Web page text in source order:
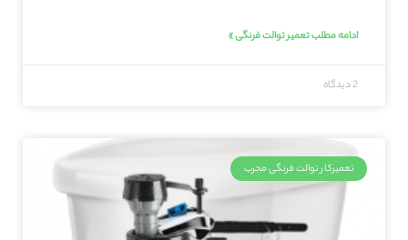
ادامه مطلب تعمیر توالت فرنگی »
2 دیدگاه
تعمیرکار توالت فرنگی مجرب